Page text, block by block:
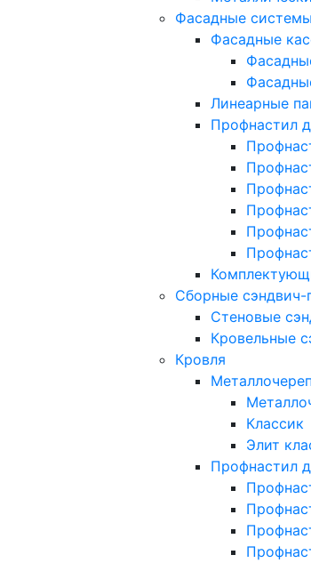
Фасадные
Фасадные
Линеарные
Профнастил
Сборные сэндвич-
Стеновые
Кровельные
Кровля
Классик
Элит
Профнастил